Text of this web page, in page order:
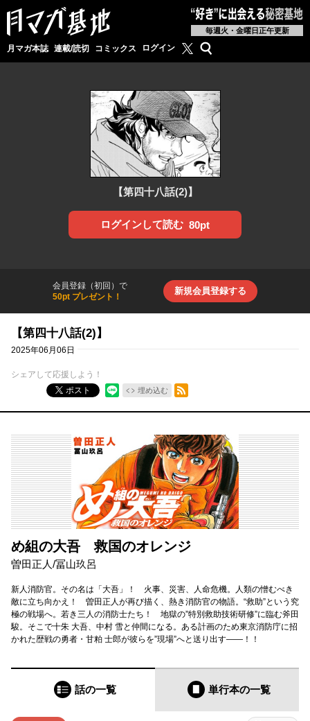
毎週火・金曜日正午更新
月マガ本誌 連載/読切 コミックス ログイン 月マガ基地公式X
検索
【第四十八話(2)】
ログインして読む 80pt
会員登録（初回）で
50pt プレゼント！
新規会員登録する
【第四十八話(2)】
2025年06月06日
シェアして応援しよう！
ポスト
埋め込む
RSSフィード
め組の大吾 救国のオレンジ
曽田正人/冨山玖呂
新人消防官。その名は「大吾」！ 火事、災害、人命危機。人類の憎むべき
敵に立ち向かえ！ 曽田正人が再び描く、熱き消防官の物語。“救助”という究
極の戦場へ。若き三人の消防士たち！ 地獄の”特別救助技術研修”に臨む斧田
駿。そこで十朱 大吾、中村 雪と仲間になる。ある計画のため東京消防庁に招
かれた歴戦の勇者・甘粕 士郎が彼らを”現場”へと送り出す――！！
話の一覧 単行本の一覧